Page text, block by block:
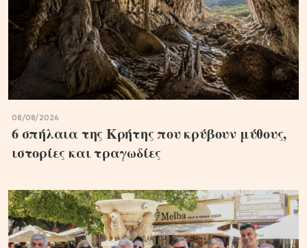
08/08/2026
6 σπήλαια της Κρήτης που κρύβουν μύθους,
ιστορίες και τραγωδίες